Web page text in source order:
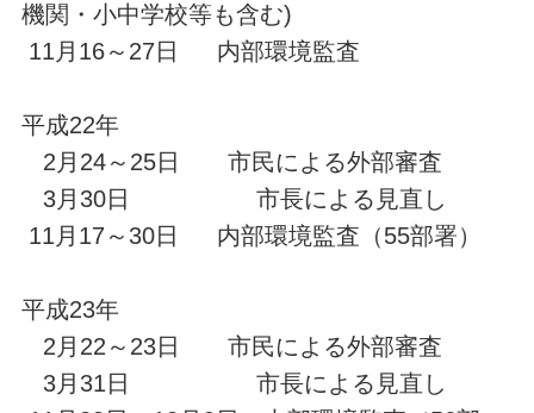
機関・小中学校等も含む)
11月16～27日 内部環境監査
平成22年
2月24～25日 市民による外部審査
3月30日 市長による見直し
11月17～30日 内部環境監査（55部署）
平成23年
2月22～23日 市民による外部審査
3月31日 市長による見直し